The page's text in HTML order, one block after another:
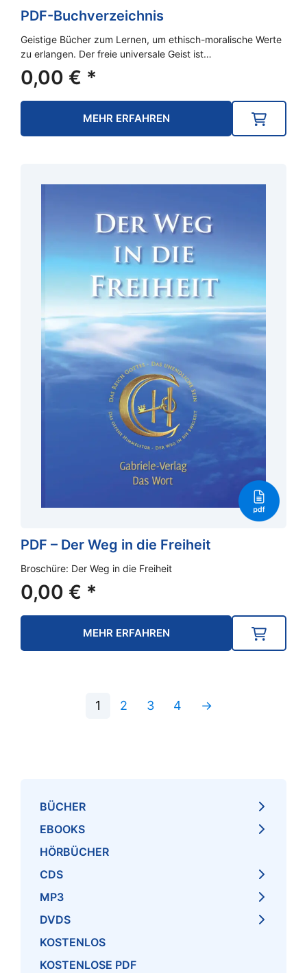
PDF-Buchverzeichnis
Geistige Bücher zum Lernen, um ethisch-moralische Werte
zu erlangen. Der freie universale Geist ist…
0,00 € *
MEHR ERFAHREN
PDF – Der Weg in die Freiheit
Broschüre: Der Weg in die Freiheit
0,00 € *
MEHR ERFAHREN
1 2 3 4 →
BÜCHER
EBOOKS
HÖRBÜCHER
CDS
MP3
DVDS
KOSTENLOS
KOSTENLOSE PDF